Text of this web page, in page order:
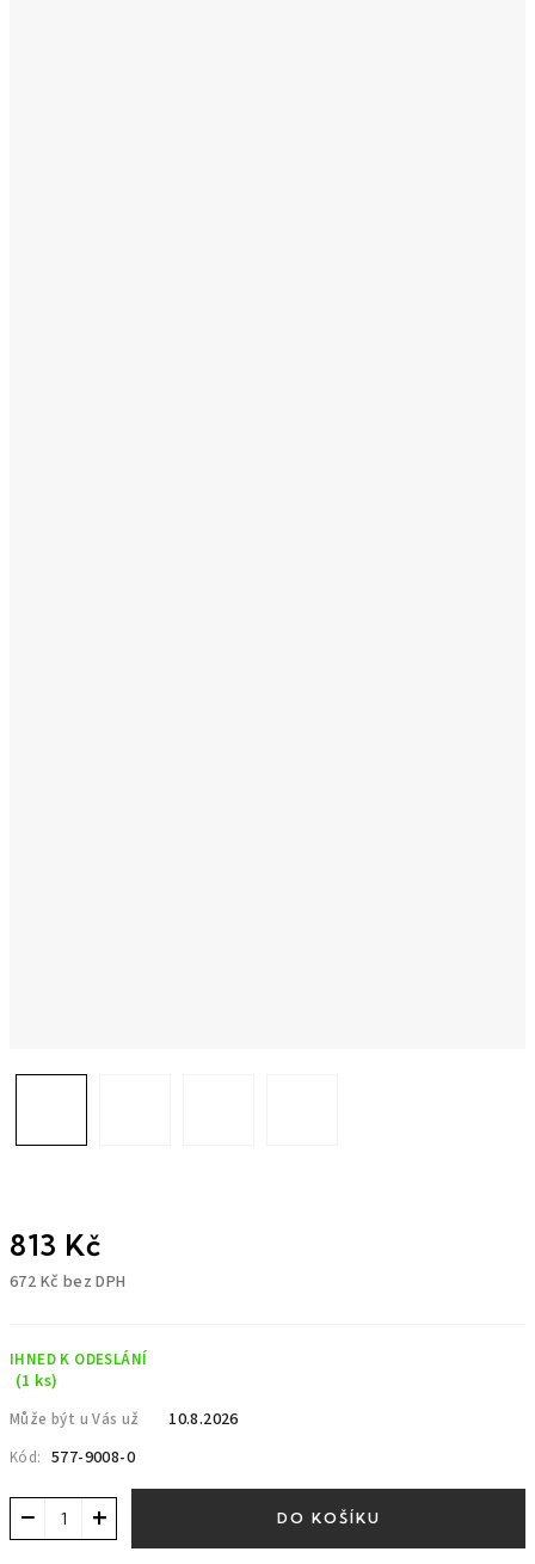
813 Kč
672 Kč bez DPH
IHNED K ODESLÁNÍ
(1 ks)
Může být u Vás už 10.8.2026
Kód: 577-9008-0
+
− DO KOŠÍKU